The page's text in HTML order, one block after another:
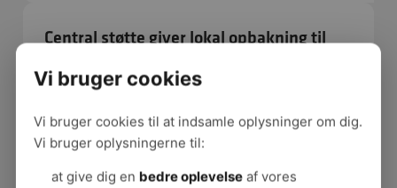
Central støtte giver lokal opbakning til
trivselsmålinger
Engagement på lokalt niveau er en afgørende
trivselsmålingen. Det kræver støtte fra centralt
hold.
Vi bruger cookies
Vi bruger cookies til at indsamle oplysninger om dig.
Vi bruger oplysningerne til:
at give dig en bedre oplevelseaf vores